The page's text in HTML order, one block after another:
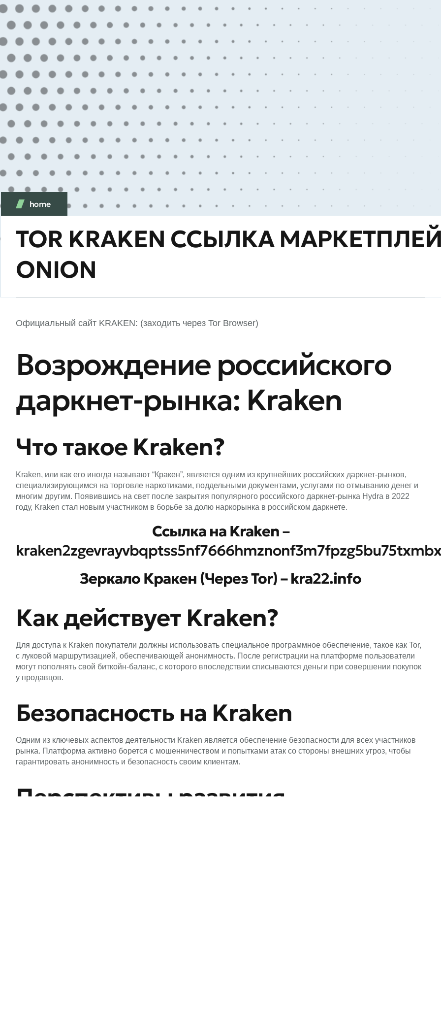
home
TOR KRAKEN ССЫЛКА
ONION
Официальный сайт KRAKEN: (заходить через Tor Browser)
Возрождение российского
даркнет-рынка: Kraken
Что такое Kraken?
Kraken, или как его иногда называют “Кракен”, является одним из крупнейших российских даркнет-рынков,
специализирующимся на торговле наркотиками, поддельными документами, услугами по отмыванию денег и
многим другим. Появившись на свет после закрытия популярного российского даркнет-рынка Hydra в 2022
году, Kraken стал новым участником в борьбе за долю наркорынка в российском даркнете.
Cсылка на Kraken–
Зеркало Кракен (Через Tor) –kra22.info
Как действует Kraken?
Для доступа к Kraken покупатели должны использовать специальное программное обеспечение, такое как Tor,
с луковой маршрутизацией, обеспечивающей анонимность. После регистрации на платформе пользователи
могут пополнять свой биткойн-баланс, с которого впоследствии списываются деньги при совершении покупок
у продавцов.
Безопасность на Kraken
Одним из ключевых аспектов деятельности Kraken является обеспечение безопасности для всех участников
рынка. Платформа активно борется с мошенничеством и попытками атак со стороны внешних угроз, чтобы
гарантировать анонимность и безопасность своим клиентам.
Перспективы развития